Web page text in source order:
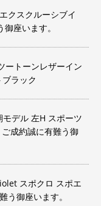
クスクルーシブイ
座います。
ートーンレザーイン
ラック
デル 左H スポーツ
成約誠に有難う御
スポクロ スポエ
う御座います。